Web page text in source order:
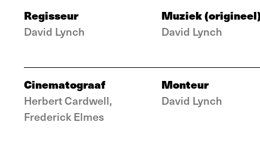
Regisseur
David Lynch
Muziek
David Lynch
Cinematograaf
Herbert Cardwell,
Frederick Elmes
Monteur
David Lynch